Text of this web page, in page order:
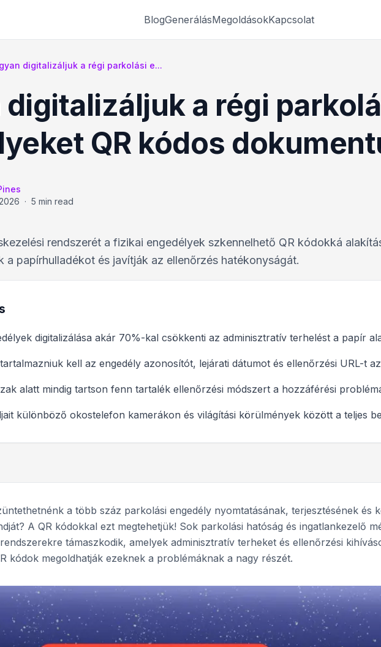
BlogGenerálásMegoldásokKapcsolat
digitalizáljuk a régi parkolási e...
digitalizáljuk a régi
QR kódos
· 5 min read
rendszerét a fizikai engedélyek szkennelhető QR kódokká
a papírhulladékot és javítják az ellenőrzés hatékonyságát.
digitalizálása akár 70%-kal csökkenti az adminisztratív terhelést a papír
kell az engedély azonosítót, lejárati dátumot és ellenőrzési URL-t
alatt mindig tartson fenn tartalék ellenőrzési módszert a hozzáférési
különböző okostelefon kamerákon és világítási körülmények között a teljes
a több száz parkolási engedély nyomtatásának, terjesztésének és
A QR kódokkal ezt megtehetjük! Sok parkolási hatóság és ingatlankezelő
támaszkodik, amelyek adminisztratív terheket és ellenőrzési
kódok megoldhatják ezeknek a problémáknak a nagy részét.